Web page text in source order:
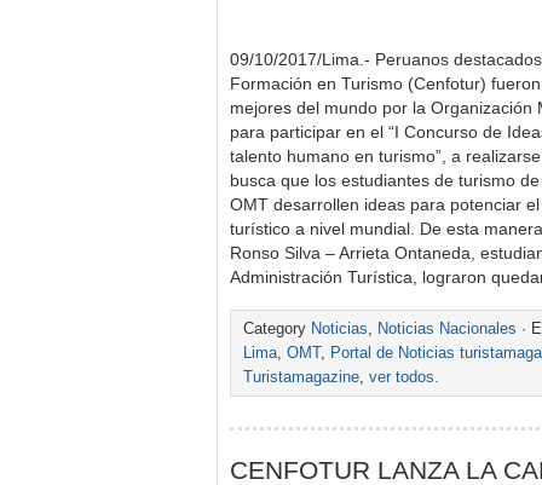
09/10/2017/Lima.- Peruanos
Formación en Turismo (Cenfotur)
mejores del mundo por la Organización
para participar en el “I Concurso de
talento humano en turismo”, a
busca que los estudiantes de turismo
OMT desarrollen ideas para potenciar
turístico a nivel mundial. De esta
Ronso Silva – Arrieta Ontaneda,
Administración Turística, lograron
Category Noticias, Noticias Nacionales ·
Lima, OMT , Portal de Noticias
Turistamagazine, ver todos.
CENFOTUR LANZA LA